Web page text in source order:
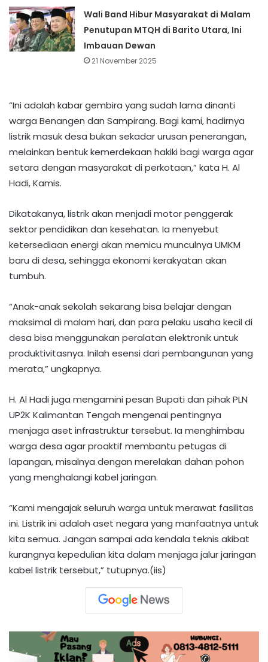
Wali Band Hibur Masyarakat di Malam
Penutupan MTQH di Barito Utara, Ini
Imbauan Dewan
21 November 2025
“Ini adalah kabar gembira yang sudah lama dinanti
warga Benangen dan Sampirang. Bagi kami, hadirnya
listrik masuk desa bukan sekadar urusan penerangan,
melainkan bentuk kemerdekaan hakiki bagi warga agar
setara dengan masyarakat di perkotaan,” kata H. Al
Hadi, Kamis.
Dikatakanya, listrik akan menjadi motor penggerak
sektor pendidikan dan kesehatan. Ia menyebut
ketersediaan energi akan memicu munculnya UMKM
baru di desa, sehingga ekonomi kerakyatan akan
tumbuh.
​“Anak-anak sekolah sekarang bisa belajar dengan
maksimal di malam hari, dan para pelaku usaha kecil di
desa bisa menggunakan peralatan elektronik untuk
produktivitasnya. Inilah esensi dari pembangunan yang
merata,” ungkapnya.
​H. Al Hadi juga mengamini pesan Bupati dan pihak PLN
UP2K Kalimantan Tengah mengenai pentingnya
menjaga aset infrastruktur tersebut. Ia menghimbau
warga desa agar proaktif membantu petugas di
lapangan, misalnya dengan merelakan dahan pohon
yang menghalangi kabel jaringan.
​“Kami mengajak seluruh warga untuk merawat fasilitas
ini. Listrik ini adalah aset negara yang manfaatnya untuk
kita semua. Jangan sampai ada kendala teknis akibat
kurangnya kepedulian kita dalam menjaga jalur jaringan
kabel listrik tersebut,” tutupnya.(iis)